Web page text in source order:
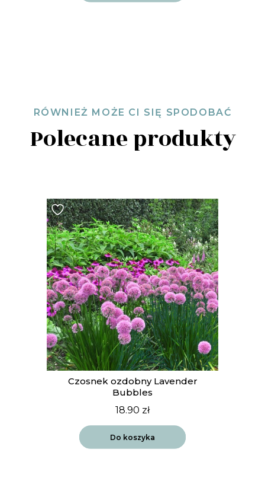
RÓWNIEŻ MOŻE CI SIĘ SPODOBAĆ
Polecane produkty
Czosnek ozdobny Lavender
Bubbles
18.90 zł
Do koszyka